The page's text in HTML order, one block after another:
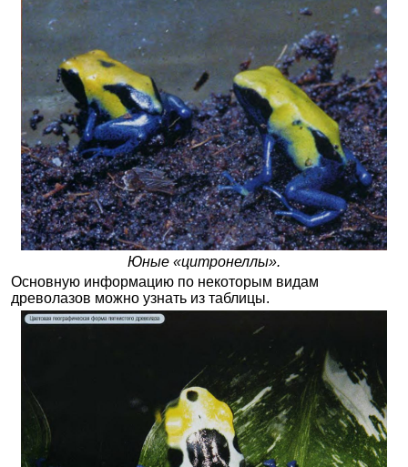
Юные «цитронеллы».
Основную информацию по некоторым видам
древолазов можно узнать из таблицы.